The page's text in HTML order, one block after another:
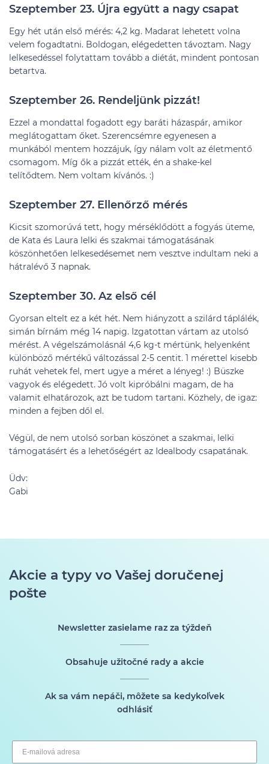
Szeptember 23. Újra együtt a nagy csapat
Egy hét után első mérés: 4,2 kg. Madarat lehetett volna
velem fogadtatni. Boldogan, elégedetten távoztam. Nagy
lelkesedéssel folytattam tovább a diétát, mindent pontosan
betartva.
Szeptember 26. Rendeljünk pizzát!
Ezzel a mondattal fogadott egy baráti házaspár, amikor
meglátogattam őket. Szerencsémre egyenesen a
munkából mentem hozzájuk, így nálam volt az életmentő
csomagom. Míg ők a pizzát ették, én a shake-kel
telítődtem. Nem voltam kívánós. :)
Szeptember 27. Ellenőrző mérés
Kicsit szomorúvá tett, hogy mérséklődött a fogyás üteme,
de Kata és Laura lelki és szakmai támogatásának
köszönhetően lelkesedésemet nem vesztve indultam neki a
hátralévő 3 napnak.
Szeptember 30. Az első cél
Gyorsan eltelt ez a két hét. Nem hiányzott a szilárd táplálék,
simán bírnám még 14 napig. Izgatottan vártam az utolsó
mérést. A végelszámolásnál 4,6 kg-t mértünk, helyenként
különböző mértékű változással 2-5 centit. 1 mérettel kisebb
ruhát vehetek fel, mert ugye a méret a lényeg! :) Büszke
vagyok és elégedett. Jó volt kipróbálni magam, de ha
valamit elhatározok, azt be tudom tartani. Közhely, de igaz:
minden a fejben dől el.
Végül, de nem utolsó sorban köszönet a szakmai, lelki
támogatásért és a lehetőségért az Idealbody csapatának.
Üdv:
Gabi
Akcie a typy vo Vašej doručenej
pošte
Newsletter zasielame raz za týždeň
Obsahuje užitočné rady a akcie
Ak sa vám nepáči, môžete sa kedykoľvek
odhlásiť